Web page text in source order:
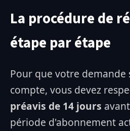
La procédure de
étape par étape
Pour que votre demande
compte, vous devez
préavis de 14 jours
période d'abonnement